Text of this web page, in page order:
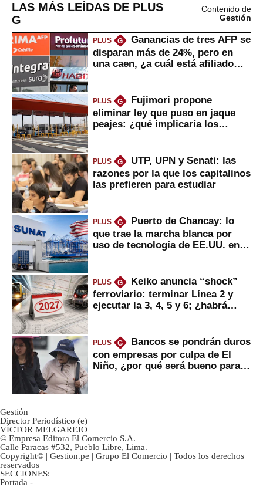
LAS MÁS LEÍDAS DE PLUS
G
Contenido de
Gestión
PLUS G
Ganancias de tres AFP se
disparan más de 24%, pero en
una caen, ¿a cuál está afiliado
PLUS G
Fujimori propone
eliminar ley que puso en jaque
peajes: ¿qué implicaría los
PLUS G
UTP, UPN y Senati: las
razones por la que los capitalinos
las prefieren para estudiar
PLUS G
Puerto de Chancay: lo
que trae la marcha blanca por
uso de tecnología de EE.UU. en
PLUS G
Keiko anuncia “shock”
ferroviario: terminar Línea 2 y
ejecutar la 3, 4, 5 y 6; ¿habrá
PLUS G
Bancos se pondrán duros
con empresas por culpa de El
Niño, ¿por qué será bueno para
Gestión
Director Periodístico (e)
VÍCTOR MELGAREJO
© Empresa Editora El Comercio S.A.
Calle Paracas #532, Pueblo Libre, Lima.
Copyright© | Gestion.pe | Grupo El Comercio | Todos los derechos
reservados
SECCIONES:
Portada -